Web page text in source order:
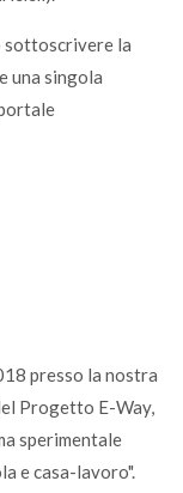
sottoscrivere la
una singola
presso la nostra
Progetto E-Way,
sperimentale
e casa-lavoro".